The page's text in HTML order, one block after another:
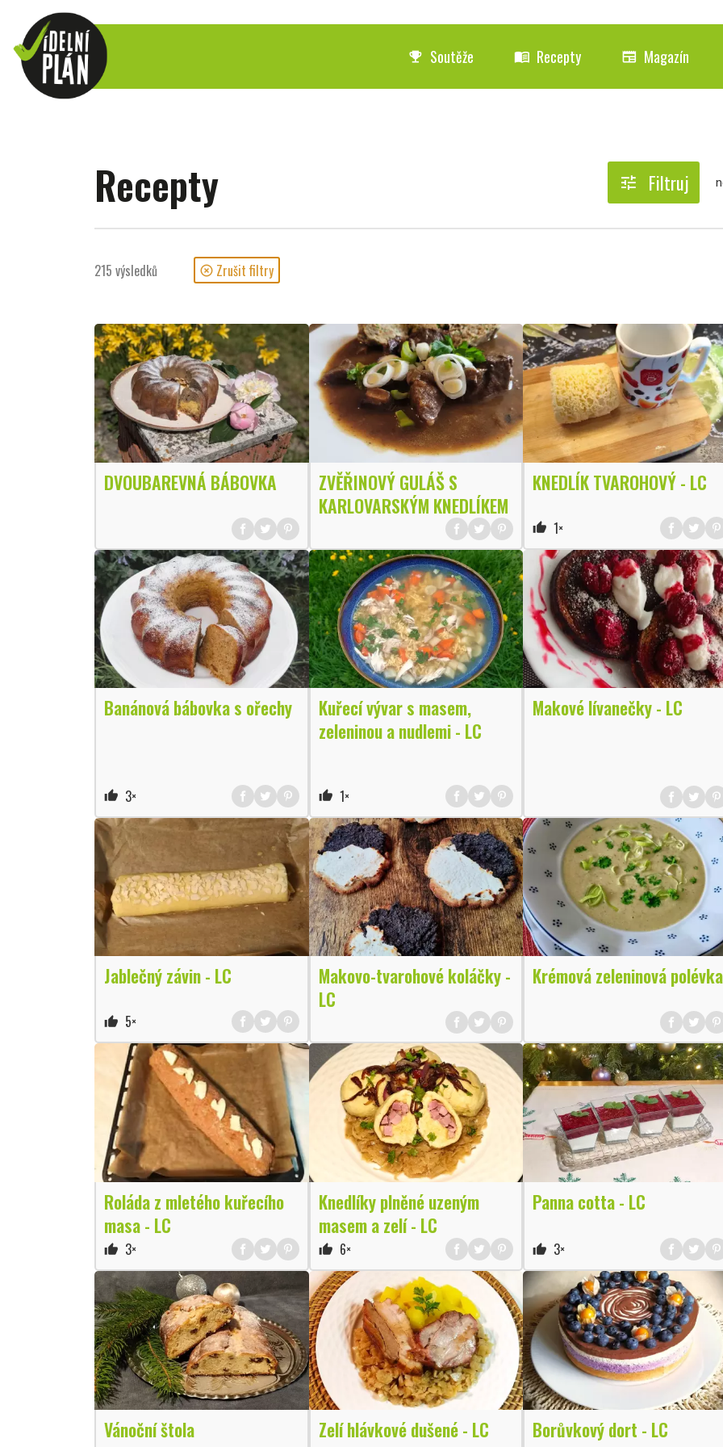
emoji_events Soutěže menu_book Recepty newspaper Magazín
Recepty tune Filtruj
215 výsledků highlight_off Zrušit filtry
DVOUBAREVNÁ BÁBOVKA
ZVĚŘINOVÝ GULÁŠ S
KARLOVARSKÝM KNEDLÍKEM
KNEDLÍK TVAROHOVÝ - LC
thumb_up 1×
Banánová bábovka s ořechy
thumb_up 3×
Kuřecí vývar s masem,
zeleninou a nudlemi - LC
thumb_up 1×
Makové lívanečky - LC
Jablečný závin - LC
thumb_up 5×
Makovo-tvarohové koláčky -
LC
Krémová zeleninová polévka
Roláda z mletého kuřecího
masa - LC
thumb_up 3×
Knedlíky plněné uzeným
masem a zelí - LC
thumb_up 6×
Panna cotta - LC
thumb_up 3×
Vánoční štola Zelí hlávkové dušené - LC Borůvkový dort - LC